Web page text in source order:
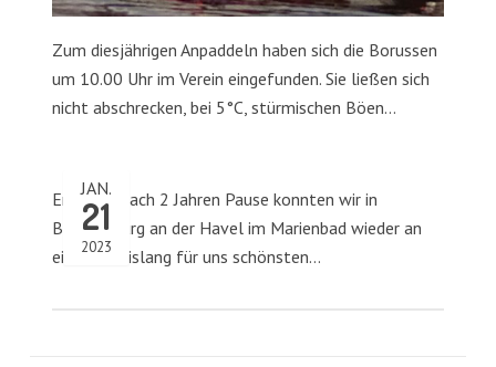
Zum diesjährigen Anpaddeln haben sich die Borussen
um 10.00 Uhr im Verein eingefunden. Sie ließen sich
nicht abschrecken, bei 5°C, stürmischen Böen…
JAN.
21
2023
Endlich… nach 2 Jahren Pause konnten wir in
Brandenburg an der Havel im Marienbad wieder an
einer der bislang für uns schönsten…